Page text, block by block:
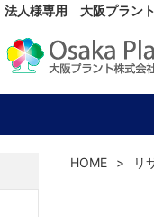
法人様専用 大阪プラン
HOME リ